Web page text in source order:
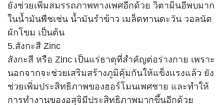
ยังช่วยเพิ่มสมรรถภาพทางเพศอีกด้วย วิตามินอีพบมาก
ในน้ำมันพืชเช่น น้ำมันรำข้าว เมล็ดทานตะวัน วอลนัต
ผักโขม เป็นต้น
5.สังกะสี Zinc
สังกะสี หรือ Zinc เป็นแร่ธาตุที่สำคัญต่อร่างกาย เพราะ
นอกจากจะช่วยเสริมสร้างภูมิคุ้มกันให้แข็งแรงแล้ว ยัง
ช่วยเพิ่มประสิทธิภาพของฮอร์โมนเพศชาย และทำให้
การทำงานของอสุจิมีประสิทธิภาพมากขึ้นอีกด้วย